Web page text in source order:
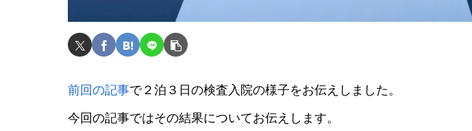
前回の記事で２泊３日の検査入院の様子をお伝えしました。
今回の記事ではその結果についてお伝えします。